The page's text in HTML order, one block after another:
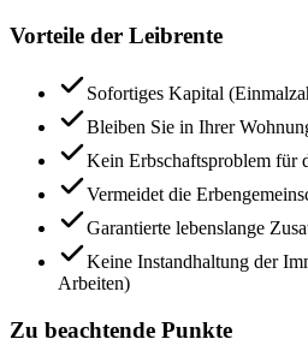
Vorteile der Leibrente
Sofortiges Kapital
Bleiben Sie in Ihrer
Kein Erbschaftsproblem für
Vermeidet die
Garantierte lebenslange
Keine Instandhaltung der
Arbeiten)
Zu beachtende Punkte